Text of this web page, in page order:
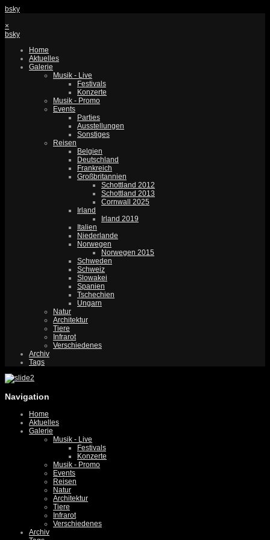
bsky
×
bsky
Home
Aktuelles
Galerie
Musik - Live
Festivals
Konzerte
Musik - Promo
Events
Parties
Ausstellungen
Sonstiges
Reisen
Belgien
Deutschland
Frankreich
Großbritannien
Schottland 2012
Schottland 2013
Cornwall 2025
Irland
Irland 2019
Italien
Niederlande
Norwegen
Norwegen 2015
Schweden
Schweiz
Slowakei
Spanien
Tschechien
Ungarn
Natur
Architektur
Tiere
Infrarot
Verschiedenes
Archiv
Tags
Navigation
Home
Aktuelles
Galerie
Musik - Live
Festivals
Konzerte
Musik - Promo
Events
Reisen
Natur
Architektur
Tiere
Infrarot
Verschiedenes
Archiv